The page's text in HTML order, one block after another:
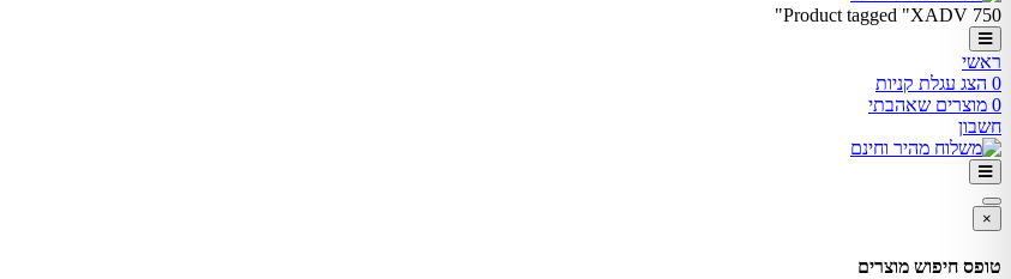
Product tagged "XADV 750"
ראשי
0 הצג עגלת קניות
0 מוצרים שאהבתי
חשבון
×
טופס חיפוש מוצרים